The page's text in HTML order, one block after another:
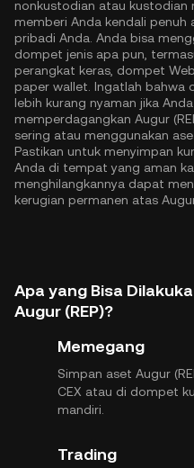
nonkustodian atau kustodian
memberi Anda kendali penuh
pribadi Anda. Anda bisa
dompet jenis apa pun,
perangkat keras, dompet
paper wallet. Ingatlah bahwa
lebih kurang nyaman jika
memperdagangkan Augur
sering atau menggunakan
Pastikan untuk menyimpan
Anda di tempat yang aman
menghilangkannya dapat
kerugian permanen atas Augur
Apa yang Bisa
Augur (REP)?
Memegang
Simpan aset Augur
CEX atau di dompet
mandiri.
Trading